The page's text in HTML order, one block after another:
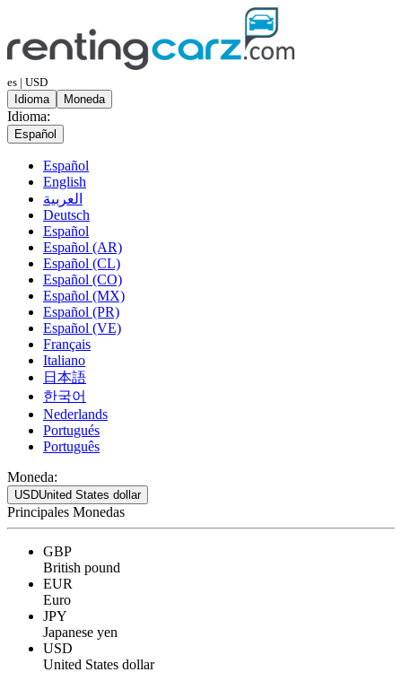
es | USD
Idioma
Moneda
Idioma:
Español
Español
English
العربية
Deutsch
Español
Español (AR)
Español (CL)
Español (CO)
Español (MX)
Español (PR)
Español (VE)
Français
Italiano
日本語
한국어
Nederlands
Portugués
Português
Moneda:
USDUnited States dollar
Principales Monedas
GBP
British pound
EUR
Euro
JPY
Japanese yen
USD
United States dollar